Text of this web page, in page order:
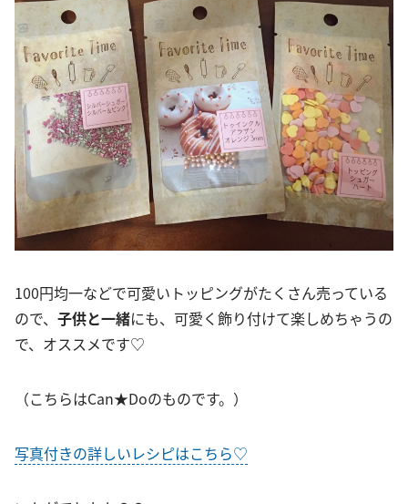
100円均一などで可愛いトッピングがたくさん売っている
ので、 子供と一緒にも、可愛く飾り付けて楽しめちゃうの
で、オススメです♡
（こちらはCan★Doのものです。）
写真付きの詳しいレシピはこちら♡